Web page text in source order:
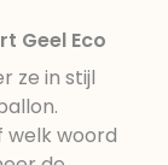
Geel Eco
ze in stijl
welk woord